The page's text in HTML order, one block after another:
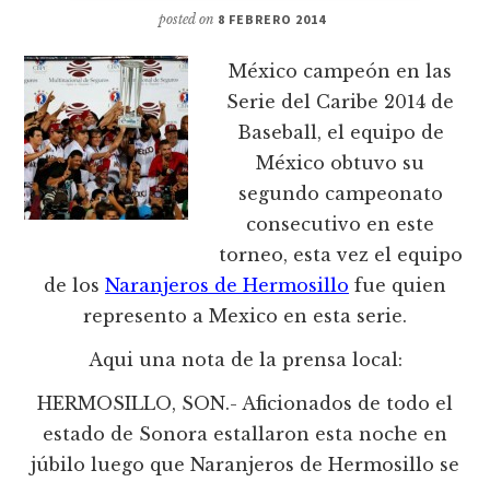
posted on 8 FEBRERO 2014
México campeón en las
Serie del Caribe 2014 de
Baseball, el equipo de
México obtuvo su
segundo campeonato
consecutivo en este
torneo, esta vez el equipo
de los Naranjeros de Hermosillo fue quien
represento a Mexico en esta serie.
Aqui una nota de la prensa local:
HERMOSILLO, SON.- Aficionados de todo el
estado de Sonora estallaron esta noche en
júbilo luego que Naranjeros de Hermosillo se